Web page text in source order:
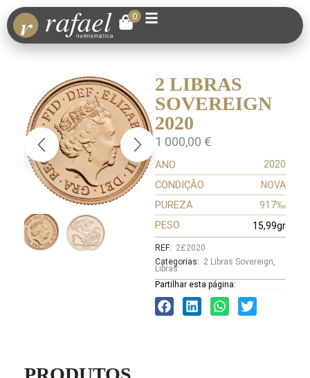
0
2 LIBRAS
SOVEREIGN
2020
1 000,00 €
ANO 2020
CONDIÇÃO NOVA
PUREZA 917‰
PESO 15,99gr
REF: 2£2020
Categorias: 2 Libras Sovereign,
Libras
Partilhar esta página: